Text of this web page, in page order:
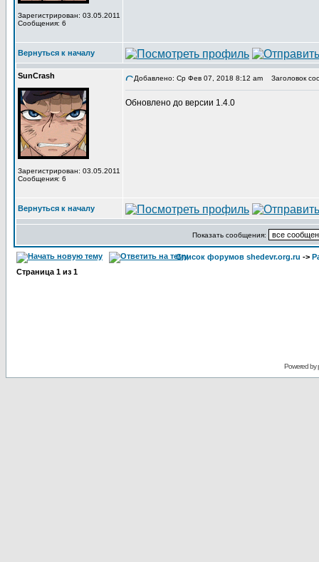
Зарегистрирован: 03.05.2011
Сообщения: 6
Вернуться к началу
SunCrash
Зарегистрирован: 03.05.2011
Сообщения: 6
Добавлено: Ср Фев 07, 2018 8:12 am Заголовок
Обновлено до версии 1.4.0
Вернуться к началу
Показать сообщения:
Список форумов shedevr.org.ru ->
Страница 1 из 1
Powered by